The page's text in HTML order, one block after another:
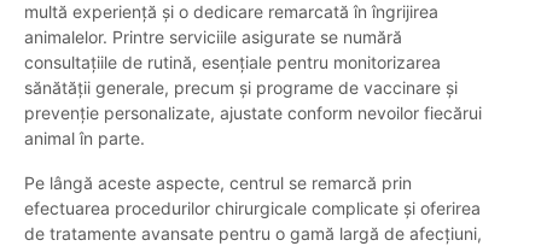
multă experiență și o dedicare remarcată în îngrijirea
animalelor. Printre serviciile asigurate se numără
consultațiile de rutină, esențiale pentru monitorizarea
sănătății generale, precum și programe de vaccinare și
prevenție personalizate, ajustate conform nevoilor fiecărui
animal în parte.
Pe lângă aceste aspecte, centrul se remarcă prin
efectuarea procedurilor chirurgicale complicate și oferirea
de tratamente avansate pentru o gamă largă de afecțiuni,